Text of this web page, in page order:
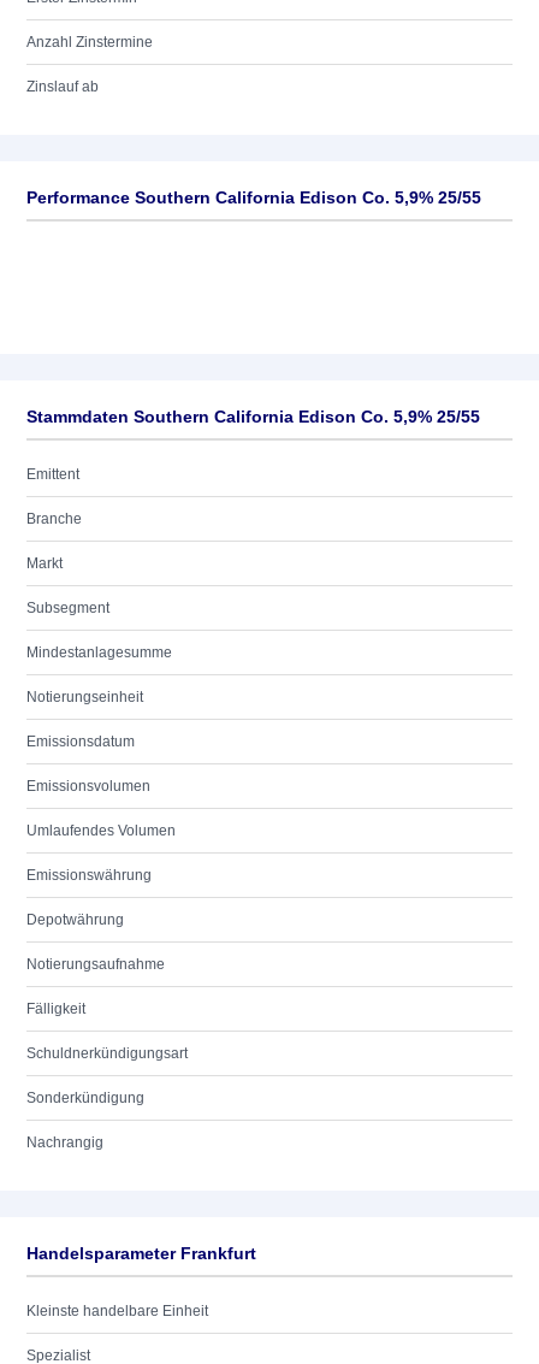
Anzahl Zinstermine
Zinslauf ab
Performance Southern California Edison Co. 5,9% 25/55
Stammdaten Southern California Edison Co. 5,9% 25/55
Emittent
Branche
Markt
Subsegment
Mindestanlagesumme
Notierungseinheit
Emissionsdatum
Emissionsvolumen
Umlaufendes Volumen
Emissionswährung
Depotwährung
Notierungsaufnahme
Fälligkeit
Schuldnerkündigungsart
Sonderkündigung
Nachrangig
Handelsparameter Frankfurt
Kleinste handelbare Einheit
Spezialist